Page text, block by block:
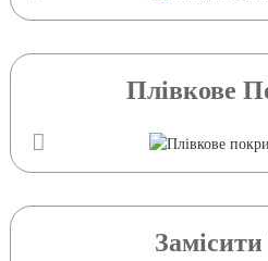
Плівкове
Замісити